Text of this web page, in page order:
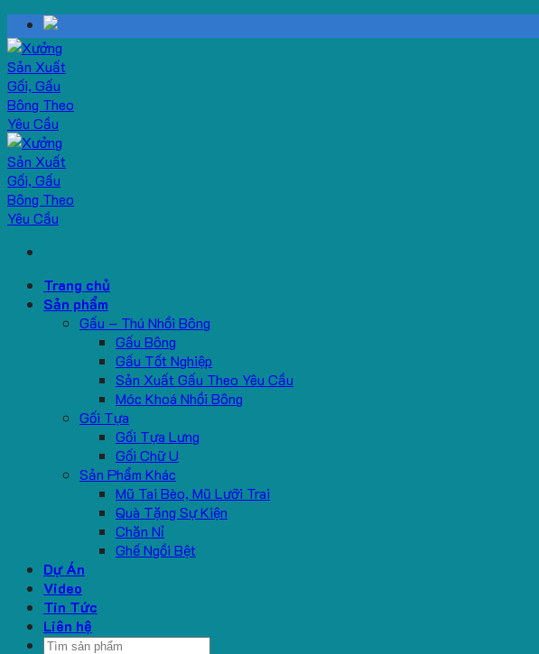
Skip
to
content
Trang chủ
Sản phẩm
Gấu – Thú Nhồi Bông
Gấu Bông
Gấu Tốt Nghiệp
Sản Xuất Gấu Theo Yêu Cầu
Móc Khoá Nhồi Bông
Gối Tựa
Gối Tựa Lưng
Gối Chữ U
Sản Phẩm Khác
Mũ Tai Bèo, Mũ Lưỡi Trai
Quà Tặng Sự Kiện
Chăn Nỉ
Ghế Ngồi Bệt
Dự Án
Video
Tin Tức
Liên hệ
Search